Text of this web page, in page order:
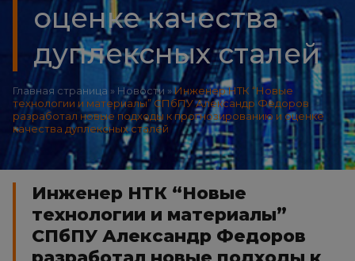
оценке качества
дуплексных сталей
Главная страница » Новости »Инженер НТК “Новые
технологии и материалы” СПбПУ Александр Федоров
разработал новые подходы к прогнозированию и оценке
качества дуплексных сталей
Инженер НТК “Новые
технологии и материалы”
СПбПУ Александр Федоров